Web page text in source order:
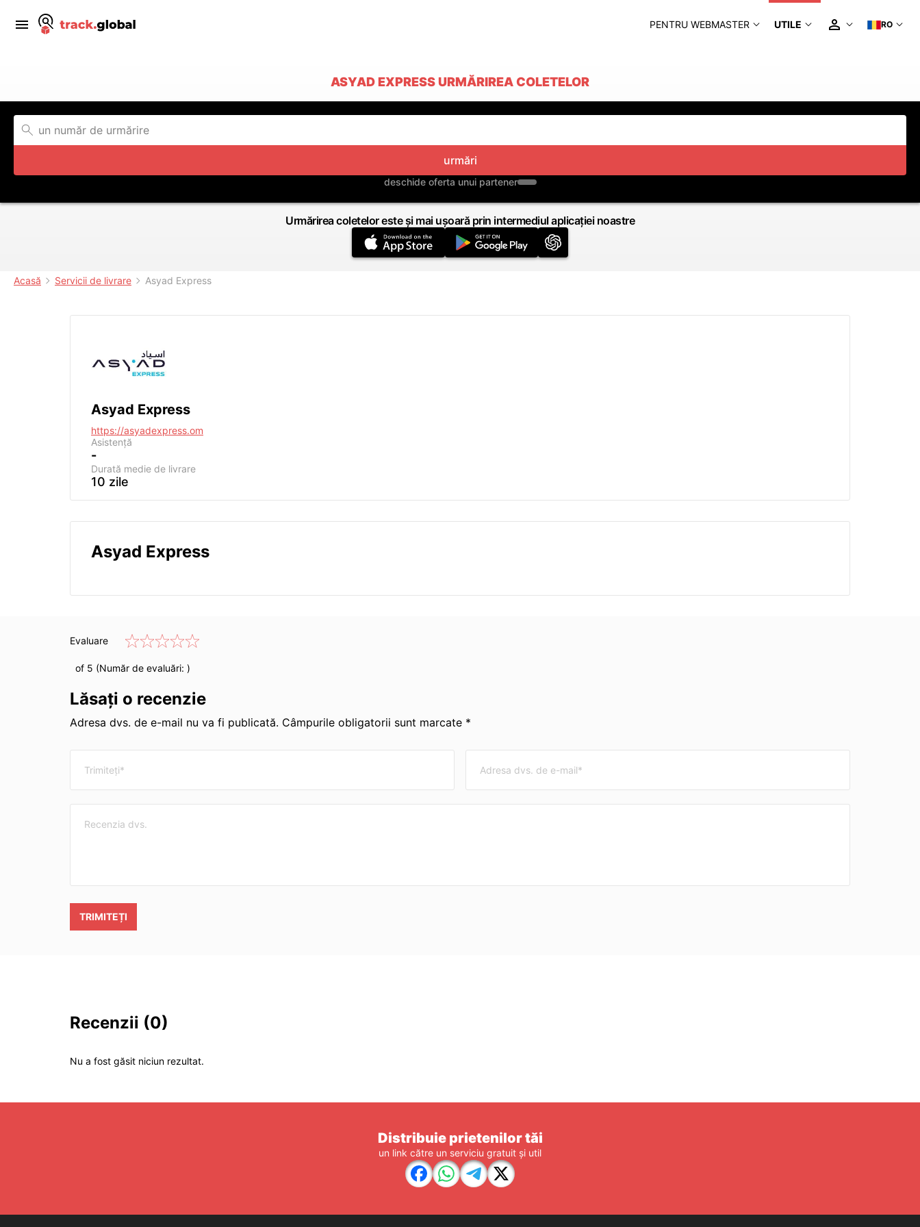
PENTRU WEBMASTER UTILE RO
ASYAD EXPRESS URMĂRIREA COLETELOR
urmări
deschide oferta unui partener
Urmărirea coletelor este și mai ușoară prin intermediul aplicației noastre
Acasă Servicii de livrare Asyad Express
Asyad Express
https://asyadexpress.om
Asistență
-
Durată medie de livrare
10 zile
Asyad Express
Evaluare
of 5 (Număr de evaluări: )
Lăsați o recenzie
Adresa dvs. de e-mail nu va fi publicată. Câmpurile obligatorii sunt marcate *
TRIMITEȚI
Recenzii (0)
Nu a fost găsit niciun rezultat.
Distribuie prietenilor tăi
un link către un serviciu gratuit și util